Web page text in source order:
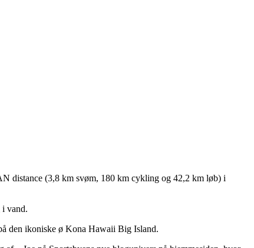
distance (3,8 km svøm, 180 km cykling og 42,2 km løb) i
i vand.
den ikoniske ø Kona Hawaii Big Island.